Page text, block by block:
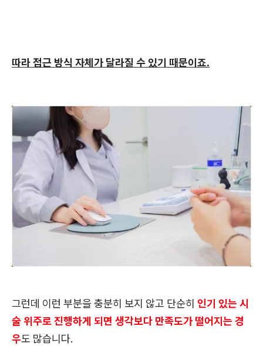
따라 접근 방식 자체가 달라질 수 있기 때문이죠.
그런데 이런 부분을 충분히 보지 않고 단순히 인기 있는 시
술 위주로 진행하게 되면 생각보다 만족도가 떨어지는 경
우도 많습니다.